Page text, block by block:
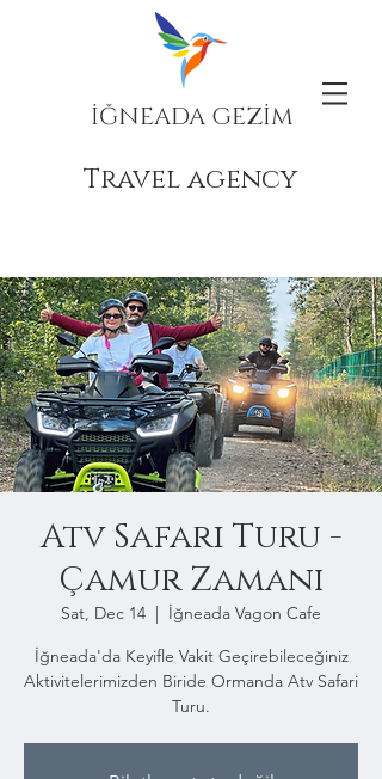
İĞNEADA GEZİM
Travel agency
Atv Safari Turu -
Çamur Zamanı
Sat, Dec 14
  |
İğneada Vagon Cafe
İğneada'da Keyifle Vakit Geçirebileceğiniz
Aktivitelerimizden Biride Ormanda Atv Safari
Turu.